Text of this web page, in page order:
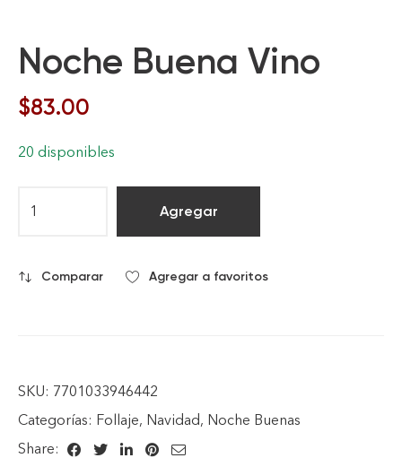
Noche Buena Vino
$83.00
20 disponibles
Agregar
Comparar Agregar a favoritos
SKU: 7701033946442
Categorías: Follaje, Navidad, Noche Buenas
Share: